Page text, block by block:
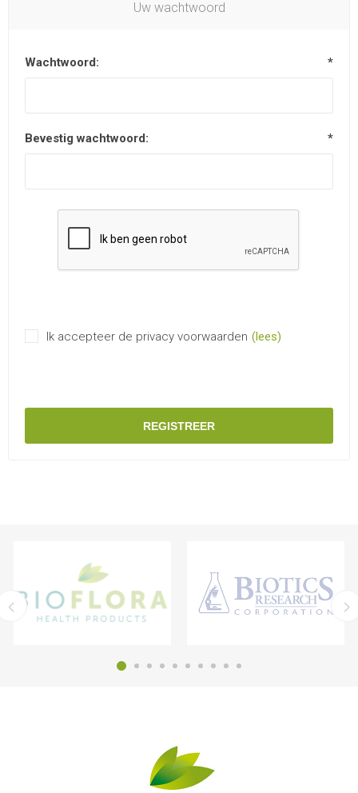
Uw wachtwoord
Wachtwoord: *
Bevestig wachtwoord: *
Ik accepteer de privacy voorwaarden (lees)
REGISTREER